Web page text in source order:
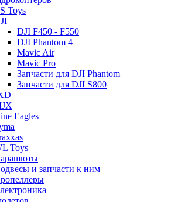
Toys
DJI F450 - F550
DJI Phantom 4
Mavic Air
Mavic Pro
Запчасти для DJI Phantom
Запчасти для DJI S800
Eagles
Toys
и запчасти к ним